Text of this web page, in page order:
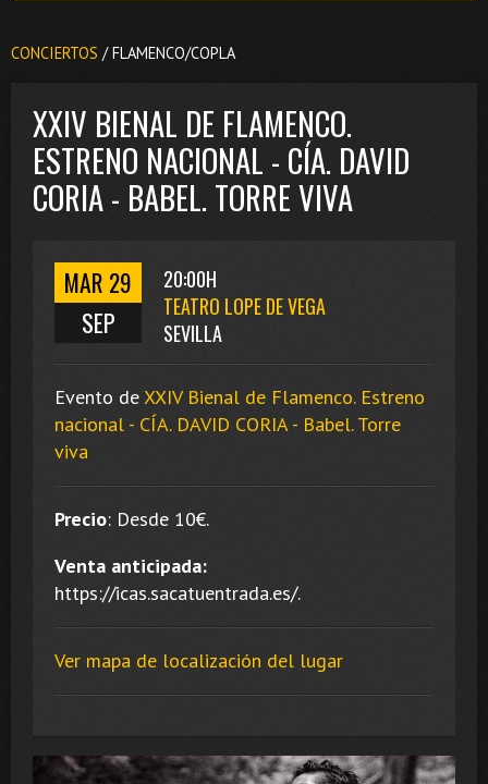
CONCIERTOS / FLAMENCO/COPLA
XXIV BIENAL DE FLAMENCO.
ESTRENO NACIONAL - CÍA. DAVID
CORIA - BABEL. TORRE VIVA
MAR 29
SEP
20:00H
TEATRO LOPE DE VEGA
SEVILLA
Evento deXXIV Bienal de Flamenco. Estreno
nacional - CÍA. DAVID CORIA - Babel. Torre
viva
Precio: Desde 10€.
Venta anticipada:
https://icas.sacatuentrada.es/.
Ver mapa de localización del lugar